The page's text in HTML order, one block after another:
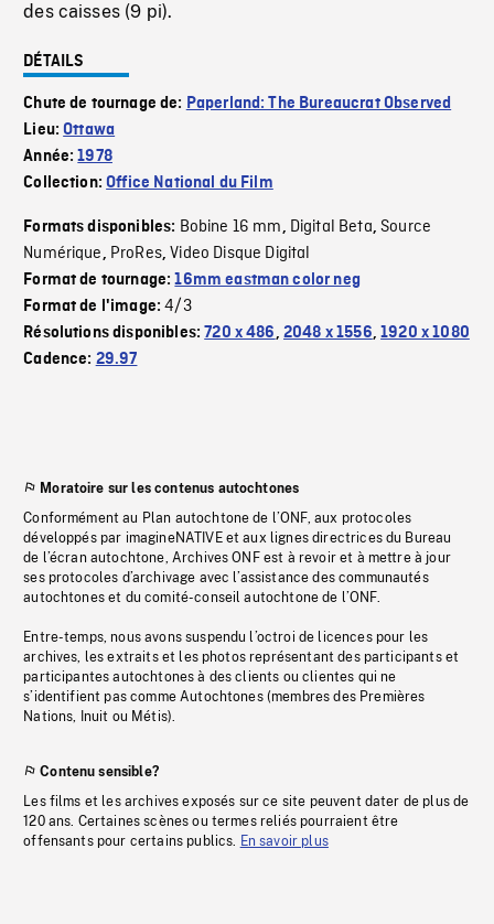
des caisses (9 pi).
DÉTAILS
Chute de tournage de: Paperland: The Bureaucrat Observed
Lieu:Ottawa
Année:1978
Collection:Office National du Film
Formats disponibles: Bobine 16 mm, Digital Beta,Source
Numérique, ProRes,Video Disque Digital
Format de tournage:16mm eastman color neg
Format de l'image:4/3
Résolutions disponibles:720 x 486, 2048 x 1556,1920 x 1080
Cadence: 29.97
Moratoire sur les contenus autochtones
Conformément au Plan autochtone de l’ONF, aux protocoles
développés par imagineNATIVE et aux lignes directrices du Bureau
de l’écran autochtone, Archives ONF est à revoir et à mettre à jour
ses protocoles d’archivage avec l’assistance des communautés
autochtones et du comité-conseil autochtone de l’ONF.
Entre-temps, nous avons suspendu l’octroi de licences pour les
archives, les extraits et les photos représentant des participants et
participantes autochtones à des clients ou clientes qui ne
s’identifient pas comme Autochtones (membres des Premières
Nations, Inuit ou Métis).
Contenu sensible?
Les films et les archives exposés sur ce site peuvent dater de plus de
120 ans. Certaines scènes ou termes reliés pourraient être
offensants pour certains publics. En savoir plus